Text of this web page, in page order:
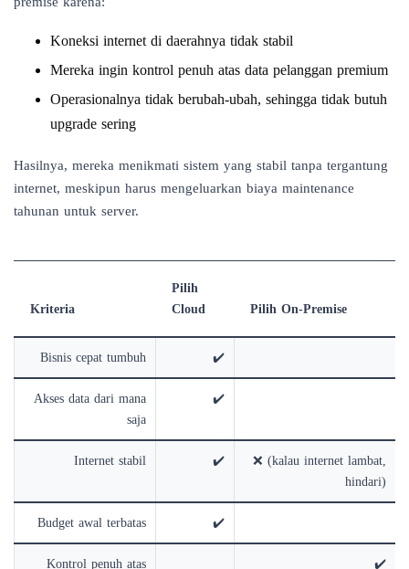
Koneksi internet di daerahnya tidak stabil
Mereka ingin kontrol penuh atas data pelanggan premium
Operasionalnya tidak berubah-ubah, sehingga tidak butuh
upgrade sering
Hasilnya, mereka menikmati sistem yang stabil tanpa tergantung
internet, meskipun harus mengeluarkan biaya maintenance
tahunan untuk server.
Kriteria
Pilih
Cloud
Pilih On-Premise
Bisnis cepat tumbuh ✔️
Akses data dari mana
saja
✔️
Internet stabil ✔️
❌ (kalau internet lambat,
hindari)
Budget awal terbatas ✔️
Kontrol penuh atas ✔️